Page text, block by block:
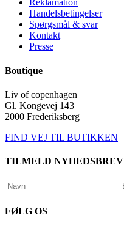
Reklamation
Handelsbetingelser
Spørgsmål & svar
Kontakt
Presse
Boutique
Liv of copenhagen
Gl. Kongevej 143
2000 Frederiksberg
FIND VEJ TIL BUTIKKEN
TILMELD NYHEDSBREV
FØLG OS